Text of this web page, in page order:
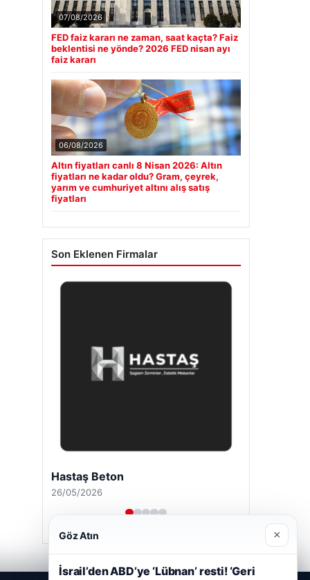
07/08/2026
FED faiz kararı ne zaman, saat kaçta? Faiz
beklentisi ne yönde? 2026 FED nisan ayı
faiz kararı
06/08/2026
Altın fiyatları canlı 8 Nisan 2026: Altın
fiyatları ne kadar oldu? Gram, çeyrek,
yarım ve cumhuriyet altını alış satış
fiyatları
Son Eklenen Firmalar
Hastaş Beton
26/05/2026
Göz Atın ×
İsrail’den ABD’ye ‘Lübnan’ resti! ‘Geri